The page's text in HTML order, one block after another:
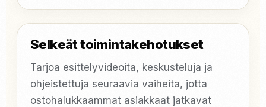
Selkeät toimintakehotukset
Tarjoa esittelyvideoita, keskusteluja ja
ohjeistettuja seuraavia vaiheita, jotta
ostohalukkaammat asiakkaat jatkavat